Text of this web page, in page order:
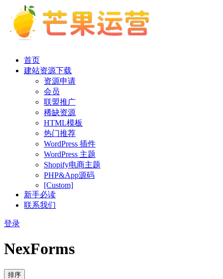
首页
建站资源下载
资源申请
会员
联盟推广
稀缺资源
HTML模板
热门推荐
WordPress 插件
WordPress 主题
Shopify电商主题
PHP&App源码
[Custom]
新手必读
联系我们
登录
NexForms
排序